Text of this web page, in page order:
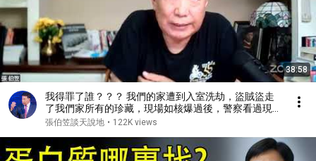
38:58
我得罪了誰？？？ 我們的家遭到入室洗劫，盜賊盜走
了我們家所有的珍藏，現場如核爆過後，警察看過現場
後問我：你得罪了誰？（2026/07/17）
張伯笠談天說地 • 122K views